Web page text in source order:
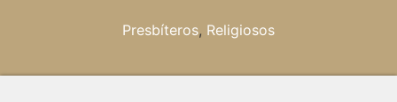
Presbíteros, Religiosos